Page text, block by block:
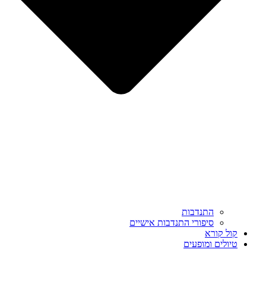
התנדבות
סיפורי התנדבות אישיים
קול קורא
טיולים ומופעים